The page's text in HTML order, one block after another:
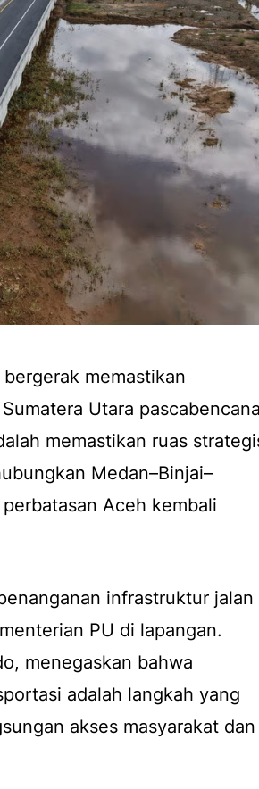
memastikan
Utara
memastikan ruas
Medan–Binjai–
Aceh kembali
infrastruktur jalan
PU di lapangan.
menegaskan bahwa
adalah langkah yang
akses masyarakat dan